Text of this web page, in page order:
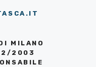
MILANO
2003